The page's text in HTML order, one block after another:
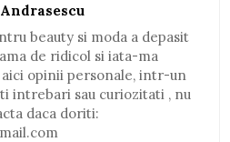
beauty si moda a depasit
de ridicol si iata-ma
opinii personale, intr-un
intrebari sau curiozitati , nu
daca doriti: